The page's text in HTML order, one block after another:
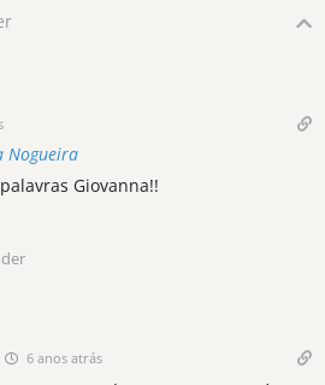
Nogueira
Giovanna!!
6 anos atrás